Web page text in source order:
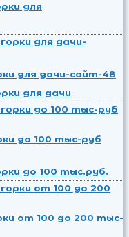
для
для дачи
до 100 тыс.руб.